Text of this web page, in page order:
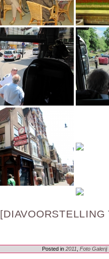
[DIAVOORSTELLING
Posted in 2011 Foto Galerij